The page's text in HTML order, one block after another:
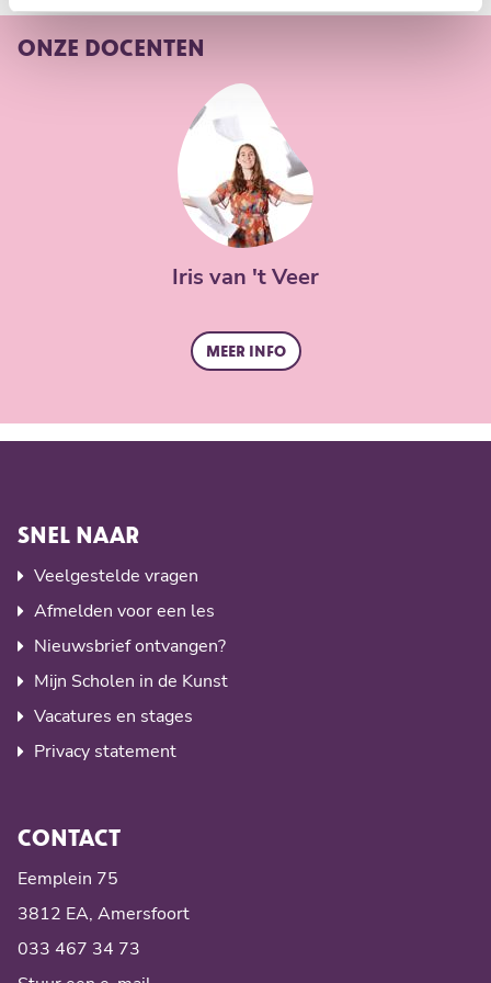
ONZE DOCENTEN
Iris van 't Veer
Meer info
SNEL NAAR
Veelgestelde vragen
Afmelden voor een les
Nieuwsbrief ontvangen?
Mijn Scholen in de Kunst
Vacatures en stages
Privacy statement
CONTACT
Eemplein 75
3812 EA, Amersfoort
033 467 34 73